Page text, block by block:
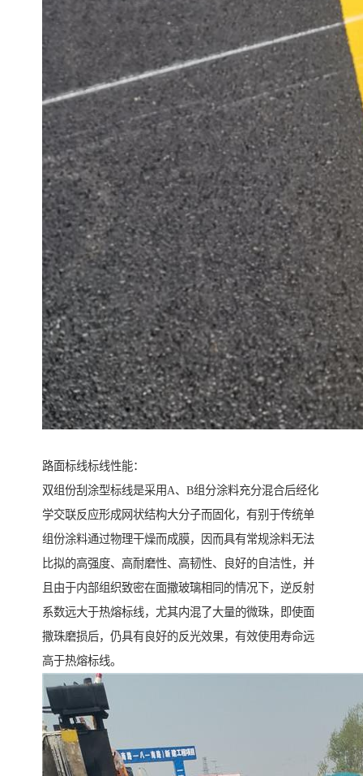
路面标线标线性能：
双组份刮涂型标线是采用A、B组分涂料充分混合后经化
学交联反应形成网状结构大分子而固化，有别于传统单
组份涂料通过物理干燥而成膜，因而具有常规涂料无法
比拟的高强度、高耐磨性、高韧性、良好的自洁性，并
且由于内部组织致密在面撒玻璃相同的情况下，逆反射
系数远大于热熔标线，尤其内混了大量的微珠，即使面
撒珠磨损后，仍具有良好的反光效果，有效使用寿命远
高于热熔标线。